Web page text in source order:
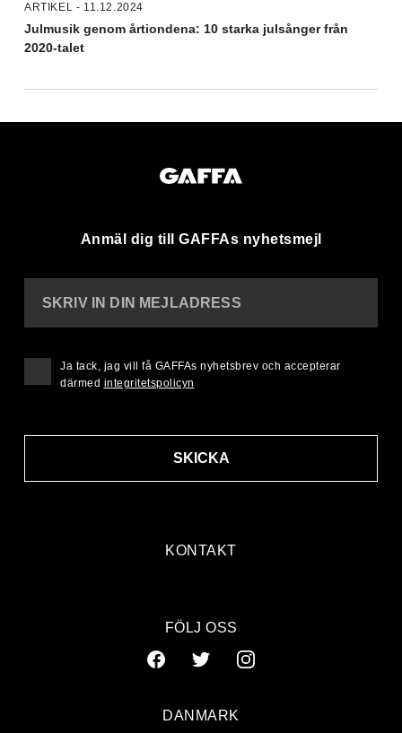
ARTIKEL - 11.12.2024
Julmusik genom årtiondena: 10 starka julsånger från
2020-talet
Anmäl dig till GAFFAs nyhetsmejl
KONTAKT
SKRIV IN DIN MEJLADRESS
SKICKA
Ja tack, jag vill få GAFFAs nyhetsbrev och accepterar
därmed integritetspolicyn
FÖLJ OSS
DANMARK